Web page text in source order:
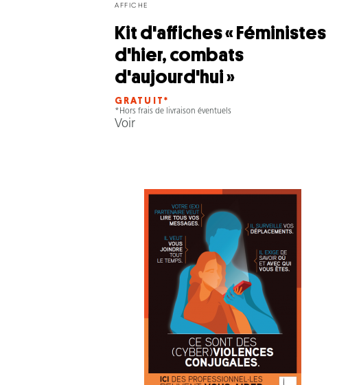
AFFICHE
Kit d'affiches « Féministes
d'hier, combats
d'aujourd'hui »
GRATUIT*
*Hors frais de livraison éventuels
Voir